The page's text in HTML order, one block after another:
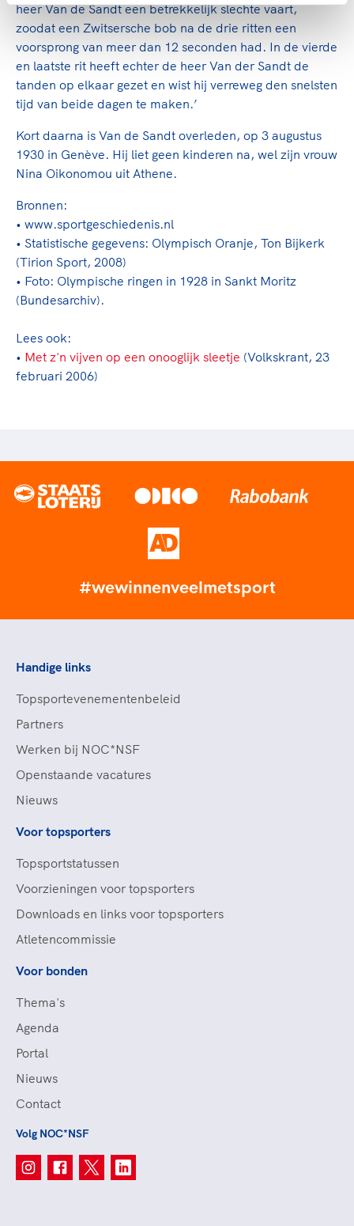
heer Van de Sandt een betrekkelijk slechte vaart,
zoodat een Zwitsersche bob na de drie ritten een
voorsprong van meer dan 12 seconden had. In de vierde
en laatste rit heeft echter de heer Van der Sandt de
tanden op elkaar gezet en wist hij verreweg den snelsten
tijd van beide dagen te maken.’
Kort daarna is Van de Sandt overleden, op 3 augustus
1930 in Genève. Hij liet geen kinderen na, wel zijn vrouw
Nina Oikonomou uit Athene.
Bronnen:
• www.sportgeschiedenis.nl
• Statistische gegevens: Olympisch Oranje, Ton Bijkerk
(Tirion Sport, 2008)
• Foto: Olympische ringen in 1928 in Sankt Moritz
(Bundesarchiv).
Lees ook:
• Met z'n vijven op een onooglijk sleetje (Volkskrant, 23
februari 2006)
#wewinnenveelmetsport
Handige links
Topsportevenementenbeleid
Partners
Werken bij NOC*NSF
Openstaande vacatures
Nieuws
Voor topsporters
Topsportstatussen
Voorzieningen voor topsporters
Downloads en links voor topsporters
Atletencommissie
Voor bonden
Thema's
Agenda
Portal
Nieuws
Contact
Volg NOC*NSF